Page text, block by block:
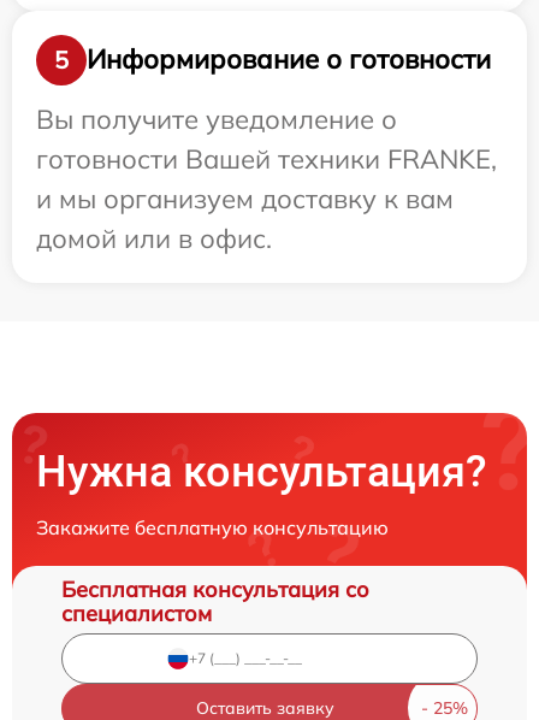
5
Информирование о готовности
Вы получите уведомление о
готовности Вашей техники FRANKE,
и мы организуем доставку к вам
домой или в офис.
Нужна консультация?
Закажите бесплатную консультацию
Бесплатная консультация со
специалистом
Оставить заявку